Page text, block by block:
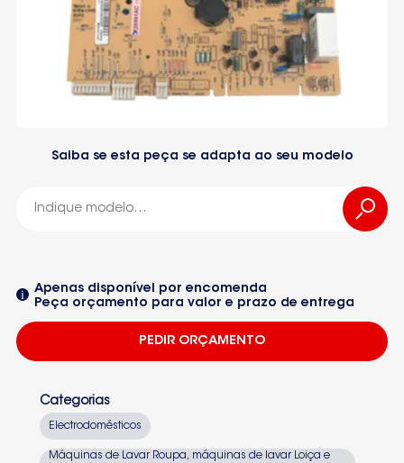
Saiba se esta peça se adapta ao seu modelo
-81717182
DV658FI
Seleccione um dos equipamentos da lista
Apenas disponível por encomenda
Peça orçamento para valor e prazo de entrega
PEDIR ORÇAMENTO
Categorias
Electrodomésticos
Máquinas de Lavar Roupa, máquinas de lavar Loiça e